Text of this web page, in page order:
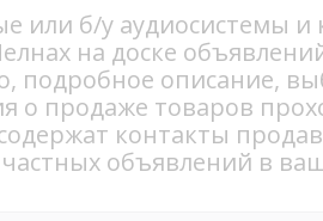
или б/у аудиосистемы и
на доске
подробное описание,
о продаже товаров
контакты
объявлений в